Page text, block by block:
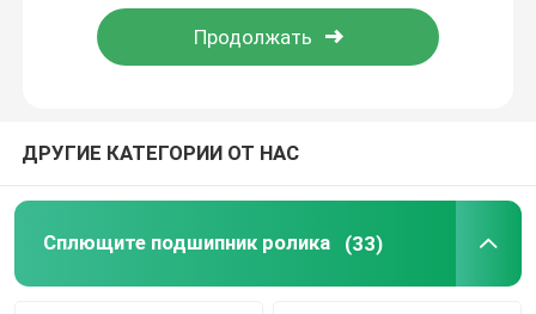
Дом
Продукты
ДРУГИЕ КАТЕГОРИИ ОТ НАС
Сплющите подшипник ролика (33)